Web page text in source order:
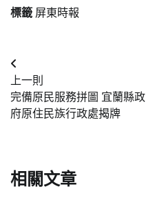
標籤 屏東時報
文
章
導
上一則
完備原民服務拼圖 宜蘭縣政
府原住民族行政處揭牌
相關文章